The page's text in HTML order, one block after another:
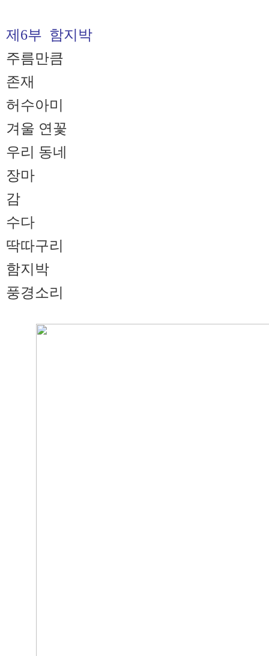
제6부 함지박
주름만큼
존재
허수아미
겨울 연꽃
우리 동네
장마
감
수다
딱따구리
함지박
풍경소리